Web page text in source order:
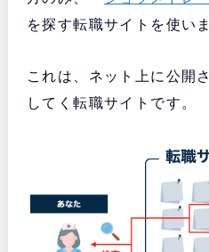
を探す転職サイトを使い
これは、ネット上に公開
してく転職サイトです。